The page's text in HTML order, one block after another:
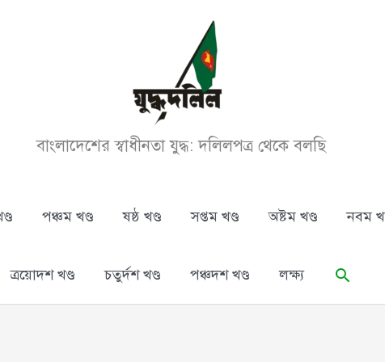
বাংলাদেশের স্বাধীনতা যুদ্ধ: দলিলপত্র থেকে বলছি
পঞ্চম খণ্ড ষষ্ঠ খণ্ড সপ্তম খণ্ড অষ্টম খণ্ড নবম
ত্রয়োদশ খণ্ড চতুর্দশ খণ্ড পঞ্চদশ খণ্ড লক্ষ্য Search